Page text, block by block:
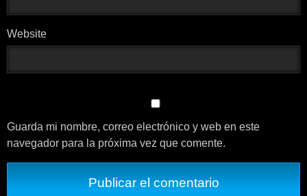
Website
Guarda mi nombre, correo electrónico y web en este
navegador para la próxima vez que comente.